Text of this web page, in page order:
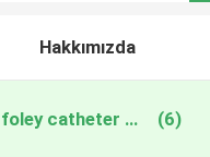
Hakkımızda
fr12 silicone coated latex foley catheter çevrimiçi üretim (6)